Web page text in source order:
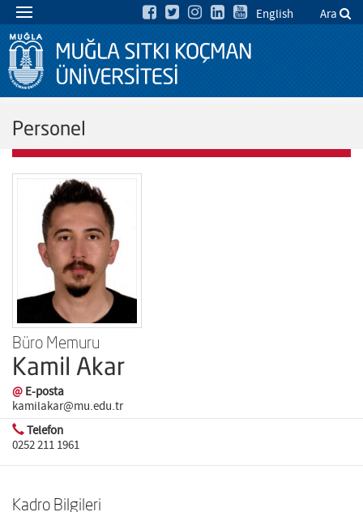
English Ara
Personel
Büro Memuru
Kamil Akar
@ E-posta
kamilakar@mu.edu.tr
Telefon
0252 211 1961
Kadro Bilgileri